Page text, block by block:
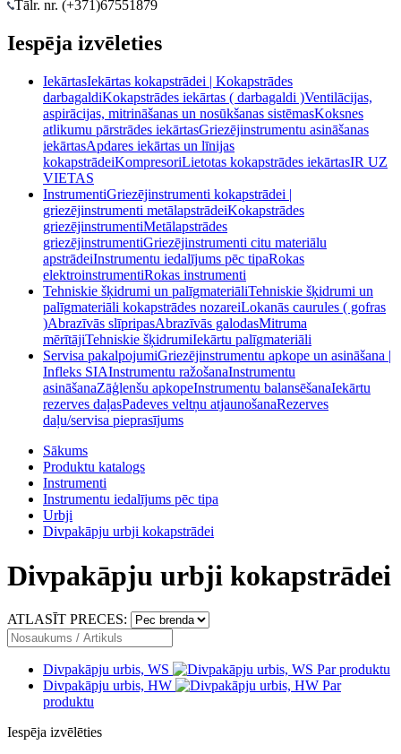
Tālr. nr. (+371)67551879
Iespēja izvēleties
IekārtasIekārtas kokapstrādei | Kokapstrādes
darbagaldiKokapstrādes iekārtas ( darbagaldi )Ventilācijas,
aspirācijas, mitrināšanas un nosūkšanas sistēmasKoksnes
atlikumu pārstrādes iekārtasGriezējinstrumentu asināšanas
iekārtasApdares iekārtas un līnijas
kokapstrādeiKompresoriLietotas kokapstrādes iekārtasIR UZ
VIETAS
InstrumentiGriezējinstrumenti kokapstrādei |
griezējinstrumenti metālapstrādeiKokapstrādes
griezējinstrumentiMetālapstrādes
griezējinstrumentiGriezējinstrumenti citu materiālu
apstrādeiInstrumentu iedalījums pēc tipaRokas
elektroinstrumentiRokas instrumenti
Tehniskie šķidrumi un palīgmateriāliTehniskie šķidrumi un
palīgmateriāli kokapstrādes nozareiLokanās caurules ( gofras
)Abrazīvās slīpripasAbrazīvās galodasMitruma
mērītājiTehniskie šķidrumiIekārtu palīgmateriāli
Servisa pakalpojumiGriezējinstrumentu apkope un asināšana |
Infleks SIAInstrumentu ražošanaInstrumentu
asināšanaZāģlenšu apkopeInstrumentu balansēšanaIekārtu
rezerves daļasPadeves veltņu atjaunošanaRezerves
daļu/servisa pieprasījums
Sākums
Produktu katalogs
Instrumenti
Instrumentu iedalījums pēc tipa
Urbji
Divpakāpju urbji kokapstrādei
Divpakāpju urbji kokapstrādei
ATLASĪT PRECES:
Divpakāpju urbis, WS
Par produktu
Divpakāpju urbis, HW
Par
produktu
Iespēja izvēlēties